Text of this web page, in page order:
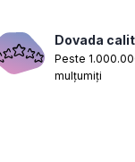
Dovada
Peste
mulțumiți